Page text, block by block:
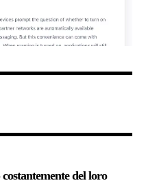
del loro